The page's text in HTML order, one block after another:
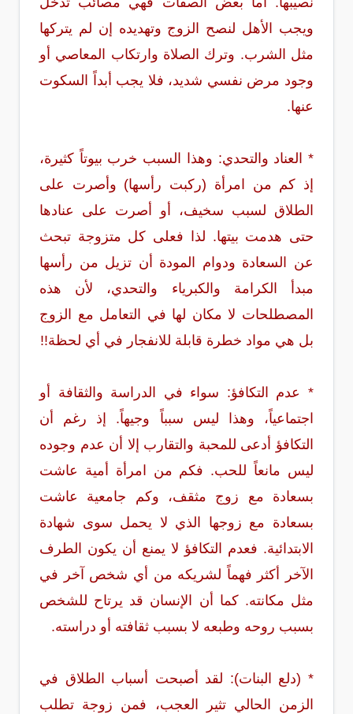
ويجب الأهل لنصح الزوج وتهديده إن لم يتركها
مثل الشرب. وترك الصلاة وارتكاب المعاصي أو
وجود مرض نفسي شديد، فلا يجب أبداً السكوت
عنها.
* العناد والتحدي: وهذا السبب خرب بيوتاً كثيرة،
إذ كم من امرأة (ركبت رأسها) وأصرت على
الطلاق لسبب سخيف، أو أصرت على عنادها
حتى هدمت بيتها. لذا فعلى كل متزوجة تبحث
عن السعادة ودوام المودة أن تزيل من رأسها
مبدأ الكرامة والكبرياء والتحدي، لأن هذه
المصطلحات لا مكان لها في التعامل مع الزوج
بل هي مواد خطرة قابلة للانفجار في أي لحظة!!
* عدم التكافؤ: سواء في الدراسة والثقافة أو
اجتماعياً، وهذا ليس سبباً وجيهاً. إذ رغم أن
التكافؤ أدعى للمحبة والتقارب إلا أن عدم وجوده
ليس مانعاً للحب. فكم من امرأة أمية عاشت
بسعادة مع زوج مثقف، وكم جامعية عاشت
بسعادة مع زوجها الذي لا يحمل سوى شهادة
الابتدائية. فعدم التكافؤ لا يمنع أن يكون الطرف
الآخر أكثر فهماً لشريكه من أي شخص آخر في
مثل مكانته. كما أن الإنسان قد يرتاح للشخص
بسبب روحه وطبعه لا بسبب ثقافته أو دراسته.
* (دلع البنات): لقد أصبحت أسباب الطلاق في
الزمن الحالي تثير العجب، فمن زوجة تطلب